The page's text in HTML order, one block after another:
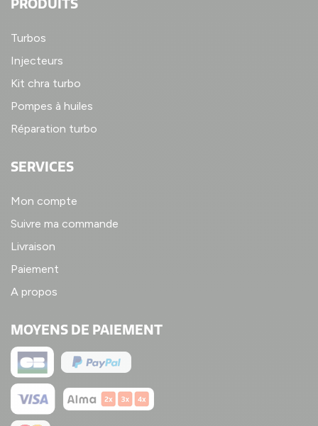
PRODUITS
Turbos
Injecteurs
Kit chra turbo
Pompes à huiles
Réparation turbo
SERVICES
Mon compte
Suivre ma commande
Livraison
Paiement
A propos
MOYENS DE PAIEMENT